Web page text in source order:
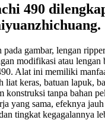
490
gambar, lengan
modifikasi atau lengan
Alat ini memiliki
liat keras, batuan lapuk,
konstruksi tanpa bahan
yang sama, efeknya
tingkat kegagalannya